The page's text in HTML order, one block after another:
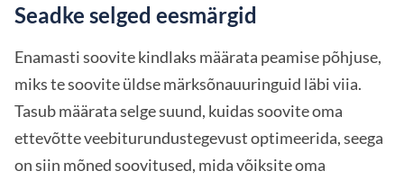
Seadke selged eesmärgid
Enamasti soovite kindlaks määrata peamise põhjuse,
miks te soovite üldse märksõnauuringuid läbi viia.
Tasub määrata selge suund, kuidas soovite oma
ettevõtte veebiturundustegevust optimeerida, seega
on siin mõned soovitused, mida võiksite oma